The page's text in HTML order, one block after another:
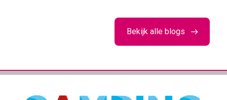
Bekijk alle blogs